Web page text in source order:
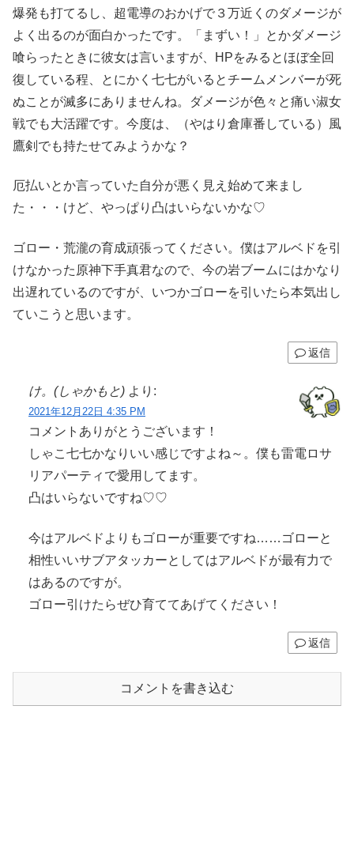
爆発も打てるし、超電導のおかげで３万近くのダメージが
よく出るのが面白かったです。「まずい！」とかダメージ
喰らったときに彼女は言いますが、HPをみるとほぼ全回
復している程、とにかく七七がいるとチームメンバーが死
ぬことが滅多にありませんね。ダメージが色々と痛い淑女
戦でも大活躍です。今度は、（やはり倉庫番している）風
鷹剣でも持たせてみようかな？
厄払いとか言っていた自分が悪く見え始めて来まし
た・・・けど、やっぱり凸はいらないかな♡
ゴロー・荒瀧の育成頑張ってください。僕はアルベドを引
けなかった原神下手真君なので、今の岩ブームにはかなり
出遅れているのですが、いつかゴローを引いたら本気出し
ていこうと思います。
返信
け。(しゃかもと) より:
2021年12月22日 4:35 PM
コメントありがとうございます！
しゃこ七七かなりいい感じですよね～。僕も雷電ロサ
リアパーティで愛用してます。
凸はいらないですね♡♡
今はアルベドよりもゴローが重要ですね……ゴローと
相性いいサブアタッカーとしてはアルベドが最有力で
はあるのですが。
ゴロー引けたらぜひ育ててあげてください！
返信
コメントを書き込む